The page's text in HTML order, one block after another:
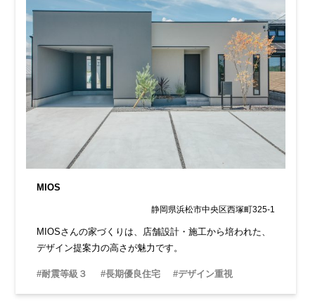
MIOS
静岡県浜松市中央区西塚町325-1
MIOSさんの家づくりは、店舗設計・施工から培われた、
デザイン提案力の高さが魅力です。
#耐震等級３ #長期優良住宅 #デザイン重視